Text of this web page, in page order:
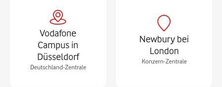
Vodafone
Campus in
Düsseldorf
Deutschland-Zentrale
Newbury bei
London
Konzern-Zentrale